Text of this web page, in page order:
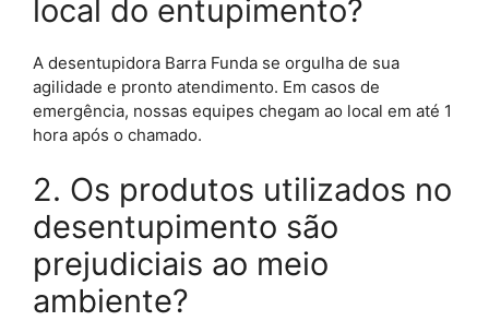
local do entupimento?
A desentupidora Barra Funda se orgulha de sua
agilidade e pronto atendimento. Em casos de
emergência, nossas equipes chegam ao local em até 1
hora após o chamado.
2. Os produtos utilizados no
desentupimento são
prejudiciais ao meio
ambiente?